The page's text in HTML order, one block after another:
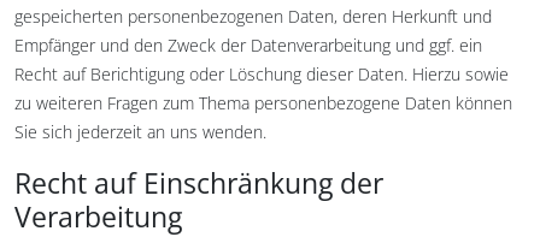
gespeicherten personenbezogenen Daten, deren Herkunft und
Empfänger und den Zweck der Datenverarbeitung und ggf. ein
Recht auf Berichtigung oder Löschung dieser Daten. Hierzu sowie
zu weiteren Fragen zum Thema personenbezogene Daten können
Sie sich jederzeit an uns wenden.
Recht auf Einschränkung der
Verarbeitung